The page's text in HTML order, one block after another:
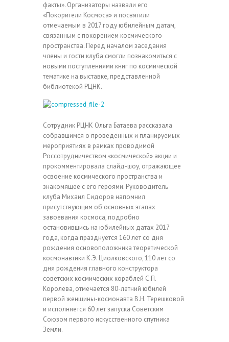
факты». Организаторы назвали его
«Покорители Космоса» и посвятили
отмечаемым в 2017 году юбилейным датам,
связанным с покорением космического
пространства. Перед началом заседания
члены и гости клуба смогли познакомиться с
новыми поступлениями книг по космической
тематике на выставке, представленной
библиотекой РЦНК.
Сотрудник РЦНК Ольга Батаева рассказала
собравшимся о проведенных и планируемых
мероприятиях в рамках проводимой
Россотрудничеством «космической» акции и
прокомментировала слайд-шоу, отражающее
освоение космического пространства и
знакомящее с его героями. Руководитель
клуба Михаил Сидоров напомнил
присутствующим об основных этапах
завоевания космоса, подробно
остановившись на юбилейных датах 2017
года, когда празднуется 160 лет со дня
рождения основоположника теоретической
космонавтики К.Э. Циолковского, 110 лет со
дня рождения главного конструктора
советских космических кораблей С.П.
Королева, отмечается 80-летний юбилей
первой женщины-космонавта В.Н. Терешковой
и исполняется 60 лет запуска Советским
Союзом первого искусственного спутника
Земли.